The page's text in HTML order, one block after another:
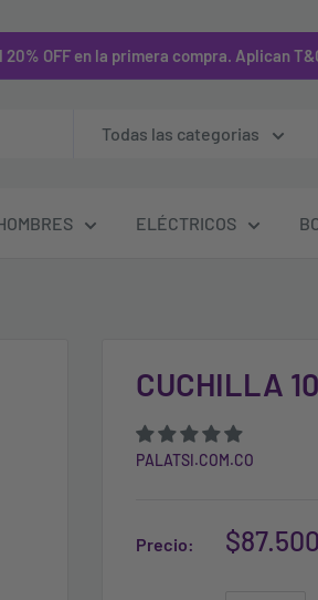
OFF en la primera compra. Aplican
Todas las categorias
ELÉCTRICOS
CUCHILLA
PALATSI.COM.CO
Precio: $87.500